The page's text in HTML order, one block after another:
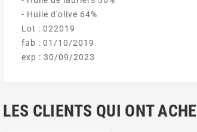
- Huile d'olive 64%
Lot : 022019
fab : 01/10/2019
exp : 30/09/2023
LES CLIENTS QUI ONT